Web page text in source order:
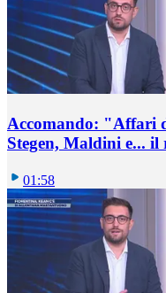
Accomando: "Affari
Stegen, Maldini e... il
01:58